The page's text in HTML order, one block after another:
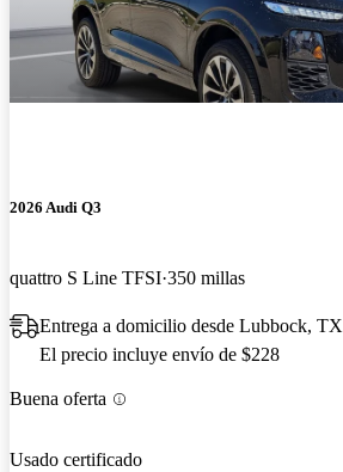
2026 Audi Q3
quattro S Line TFSI 350 millas
Entrega a domicilio desde Lubbock, TX
El precio incluye envío de $228
Buena oferta
Usado certificado